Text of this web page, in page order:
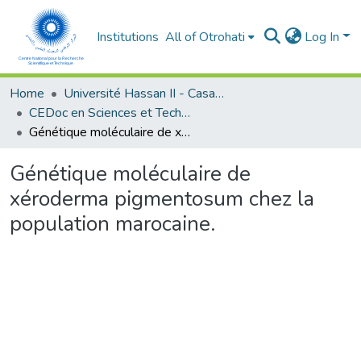
Institutions All of Otrohati Log In
Home
Université Hassan II - Casablanca
CEDoc en Sciences et Techniques et Sciences Médicales (CED -STSM)
Génétique moléculaire de xéroderma pigmentosum chez la population marocaine.
Génétique moléculaire de
xéroderma pigmentosum chez la
population marocaine.